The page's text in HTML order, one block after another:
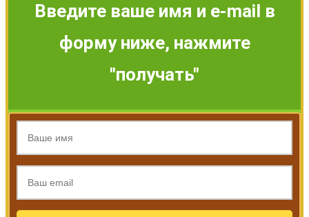
Введите ваше имя и e-mail в
форму ниже, нажмите
"получать"